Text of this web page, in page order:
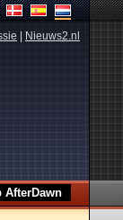
Nieuws2.nl